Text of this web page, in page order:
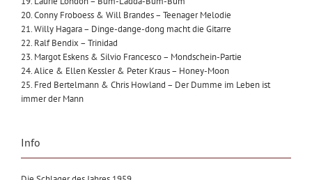
20. Conny Froboess & Will Brandes – Teenager Melodie
21. Willy Hagara – Dinge-dange-dong macht die Gitarre
22. Ralf Bendix – Trinidad
23. Margot Eskens & Silvio Francesco – Mondschein-Partie
24. Alice & Ellen Kessler & Peter Kraus – Honey-Moon
25. Fred Bertelmann & Chris Howland – Der Dumme im Leben ist
immer der Mann
Info